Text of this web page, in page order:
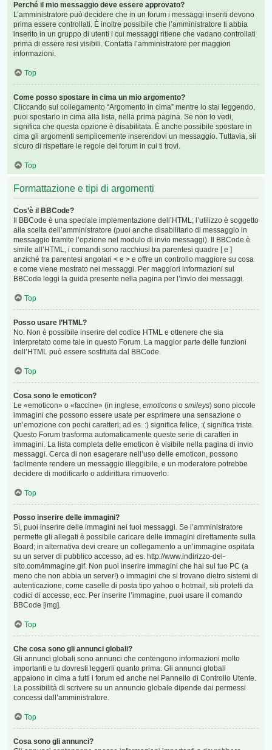
Perché il mio messaggio deve essere approvato?
L’amministratore può decidere che in un forum i messaggi inseriti devono
prima essere controllati. È inoltre possibile che l’amministratore ti abbia
inserito in un gruppo di utenti i cui messaggi ritiene che vadano controllati
prima di essere resi visibili. Contatta l’amministratore per maggiori
informazioni.
Top
Come posso spostare in cima un mio argomento?
Cliccando sul collegamento “Argomento in cima” mentre lo stai leggendo,
puoi spostarlo in cima alla lista, nella prima pagina. Se non lo vedi,
significa che questa opzione è disabilitata. È anche possibile spostare in
cima gli argomenti semplicemente inserendovi un messaggio. Tuttavia, sii
sicuro di rispettare le regole del forum in cui ti trovi.
Top
Formattazione e tipi di argomenti
Cos’è il BBCode?
Il BBCode è una speciale implementazione dell’HTML; l’utilizzo è soggetto
alla scelta dell’amministratore (puoi anche disabilitarlo di messaggio in
messaggio tramite l’opzione nel modulo di invio messaggi). Il BBCode è
simile all’HTML, i comandi sono racchiusi tra parentesi quadre [ e ]
anziché tra parentesi angolari < e > e offre un controllo maggiore su cosa
e come viene mostrato nei messaggi. Per maggiori informazioni sul
BBCode leggi la guida presente nella pagina per l’invio dei messaggi.
Top
Posso usare l’HTML?
No. Non è possibile inserire del codice HTML e ottenere che sia
interpretato come tale in questo Forum. La maggior parte delle funzioni
dell’HTML può essere sostituita dal BBCode.
Top
Cosa sono le emoticon?
Le «emoticon» o «faccine» (in inglese, emoticons o smileys) sono piccole
immagini che possono essere usate per esprimere una sensazione o
un’emozione con pochi caratteri; ad es. :) significa felice, :( significa triste.
Questo Forum trasforma automaticamente queste serie di caratteri in
immagini. La lista completa delle emoticon è visibile nella pagina di invio
messaggi. Cerca di non esagerare nell’uso delle emoticon, possono
facilmente rendere un messaggio illeggibile, e un moderatore potrebbe
decidere di modificarlo o addirittura rimuoverlo.
Top
Posso inserire delle immagini?
Sì, puoi inserire delle immagini nei tuoi messaggi. Se l’amministratore
permette gli allegati è possibile caricare delle immagini direttamente sulla
Board; in alternativa devi creare un collegamento a un’immagine ospitata
su un server di pubblico accesso, ad es. http://www.indirizzo-del-
sito.com/immagine.gif. Non puoi inserire immagini che hai sul tuo PC (a
meno che non abbia un server!) o immagini che si trovano dietro sistemi di
autenticazione, come caselle di posta tipo yahoo o hotmail, siti protetti da
codici di accesso, ecc. Per inserire l’immagine, puoi usare il comando
BBCode [img].
Top
Che cosa sono gli annunci globali?
Gli annunci globali sono annunci che contengono informazioni molto
importanti e tu dovresti leggerli quanto prima. Gli annunci globali
appaiono in cima a tutti i forum ed anche nel Pannello di Controllo Utente.
La possibilità di scrivere su un annuncio globale dipende dai permessi
concessi dall’amministratore.
Top
Cosa sono gli annunci?